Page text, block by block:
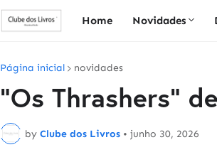
Home Novidades
Página inicial novidades
"Os Thrashers"
by Clube dos Livros • junho 30, 2026